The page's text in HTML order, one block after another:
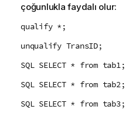
çoğunlukla faydalı olur:
qualify *;
unqualify TransID;
SQL SELECT * from tab1;
SQL SELECT * from tab2;
SQL SELECT * from tab3;